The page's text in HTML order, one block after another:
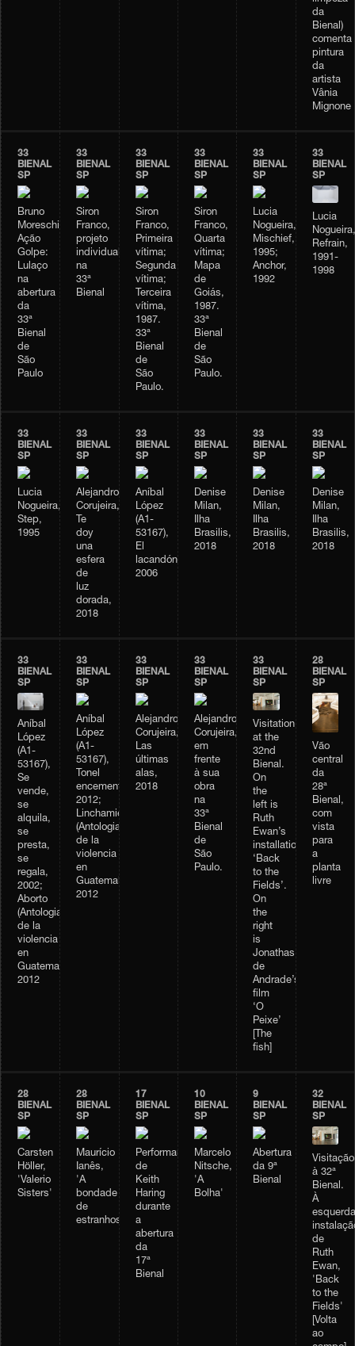
da
Bienal)
comenta
pintura
da
artista
Vânia
Mignone
33
BIENAL
SP
Bruno
Moreschi,
Ação
Golpe:
Lulaço
na
abertura
da
33ª
Bienal
de
São
Paulo
33
BIENAL
SP
Siron
Franco,
projeto
individual
na
33ª
Bienal
33
BIENAL
SP
Siron
Franco,
Primeira
vítima;
Segunda
vítima;
Terceira
vítima,
1987.
33ª
Bienal
de
São
Paulo.
33
BIENAL
SP
Siron
Franco,
Quarta
vítima;
Mapa
de
Goiás,
1987.
33ª
Bienal
de
São
Paulo.
33
BIENAL
SP
Lucia
Nogueira,
Mischief,
1995;
Anchor,
1992
33
BIENAL
SP
Lucia
Nogueira,
Refrain,
1991-
1998
33
BIENAL
SP
Lucia
Nogueira,
Step,
1995
33
BIENAL
SP
Alejandro
Corujeira,
Te
doy
una
esfera
de
luz
dorada,
2018
33
BIENAL
SP
Aníbal
López
(A1-
53167),
El
lacandón,
2006
33
BIENAL
SP
Denise
Milan,
Ilha
Brasilis,
2018
33
BIENAL
SP
Denise
Milan,
Ilha
Brasilis,
2018
33
BIENAL
SP
Denise
Milan,
Ilha
Brasilis,
2018
33
BIENAL
SP
Aníbal
López
(A1-
53167),
Se
vende,
se
alquila,
se
presta,
se
regala,
2002;
Aborto
(Antologia
de la
violencia
en
Guatemala),
2012
33
BIENAL
SP
Aníbal
López
(A1-
53167),
Tonel
encementado,
2012;
Linchamiento
(Antologia
de la
violencia
en
Guatemala),
2012
33
BIENAL
SP
Alejandro
Corujeira,
Las
últimas
alas,
2018
33
BIENAL
SP
Alejandro
Corujeira,
em
frente
à sua
obra
na
33ª
Bienal
de
São
Paulo.
33
BIENAL
SP
Visitation
at the
32nd
Bienal.
On
the
left is
Ruth
Ewan’s
installation
‘Back
to the
Fields’.
On
the
right
is
Jonathas
de
Andrade’s
film
‘O
Peixe’
[The
fish]
28
BIENAL
SP
Vão
central
da
28ª
Bienal,
com
vista
para
a
planta
livre
28
BIENAL
SP
Carsten
Höller,
'Valerio
Sisters'
28
BIENAL
SP
Maurício
Ianês,
'A
bondade
de
estranhos'
17
BIENAL
SP
Performance
de
Keith
Haring
durante
a
abertura
da
17ª
Bienal
10
BIENAL
SP
Marcelo
Nitsche,
'A
Bolha'
9
BIENAL
SP
Abertura
da 9ª
Bienal
32
BIENAL
SP
Visitação
à 32ª
Bienal.
À
de
Ruth
Ewan,
'Back
to the
Fields'
[Volta
ao